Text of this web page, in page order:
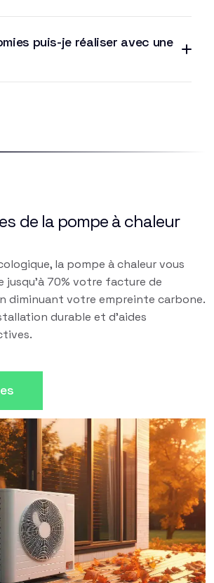
puis-je réaliser avec une
de la pompe à chaleur
la pompe à chaleur vous
jusqu'à 70% votre facture de
diminuant votre empreinte carbone.
durable et d'aides